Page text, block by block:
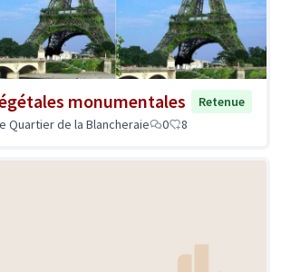
monumentales
Retenue
Quartier de la Blancheraie
0 8